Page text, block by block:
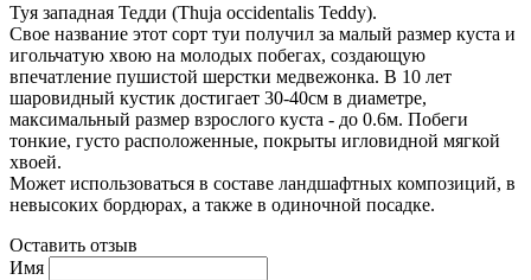
Туя западная Тедди (Thuja occidentalis Teddy).
Свое название этот сорт туи получил за малый размер куста и
игольчатую хвою на молодых побегах, создающую
впечатление пушистой шерстки медвежонка. В 10 лет
шаровидный кустик достигает 30-40см в диаметре,
максимальный размер взрослого куста - до 0.6м. Побеги
тонкие, густо расположенные, покрыты игловидной мягкой
хвоей.
Может использоваться в составе ландшафтных композиций, в
невысоких бордюрах, а также в одиночной посадке.
Оставить отзыв
Имя